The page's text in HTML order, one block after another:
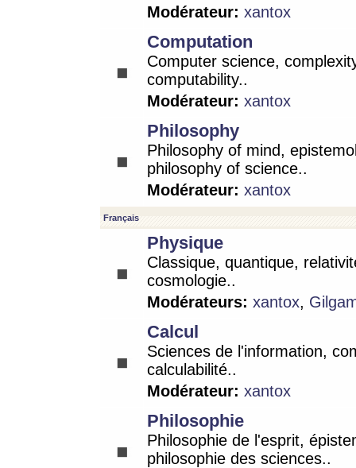
Modérateur: xantox
Computation
Computer science,
computability..
Modérateur: xantox
Philosophy
Philosophy of mind,
philosophy of science..
Modérateur: xantox
Français
Physique
Classique, quantique,
cosmologie..
Modérateurs: xantox,
Calcul
Sciences de l'information,
calculabilité..
Modérateur: xantox
Philosophie
Philosophie de l'esprit,
philosophie des sciences..